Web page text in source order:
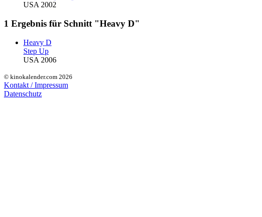
USA 2002
1 Ergebnis für Schnitt "Heavy D"
Heavy D
Step Up
USA 2006
© kinokalender.com 2026
Kontakt / Impressum
Datenschutz